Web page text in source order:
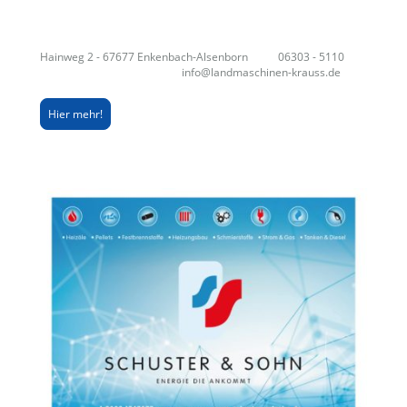
Hainweg 2 - 67677 Enkenbach-Alsenborn 06303 - 5110
info@landmaschinen-krauss.de
Hier mehr!